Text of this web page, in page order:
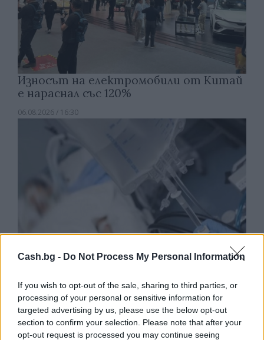
Cash.bg - Do Not Process My Personal Information
If you wish to opt-out of the sale, sharing to third parties, or
processing of your personal or sensitive information for
targeted advertising by us, please use the below opt-out
section to confirm your selection. Please note that after your
opt-out request is processed you may continue seeing
Износът на електромобили от Китай
е нараснал със 120%
06.08.2026 / 16:30
Ню Йорк стана 14-ият щат на САЩ, в
който е разрешена евтаназията
06.08.2026 / 16:00